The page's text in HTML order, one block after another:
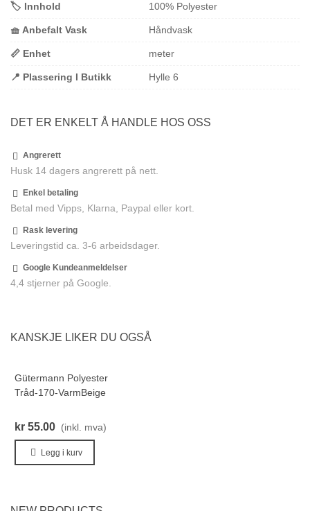
🏷️ Innhold 100% Polyester
🧺 Anbefalt Vask Håndvask
📏 Enhet meter
📍 Plassering I Butikk Hylle 6
DET ER ENKELT Å HANDLE HOS OSS
Angrerett
Husk 14 dagers angrerett på nett.
Enkel betaling
Betal med Vipps, Klarna, Paypal eller kort.
Rask levering
Leveringstid ca. 3-6 arbeidsdager.
Google Kundeanmeldelser
4,4 stjerner på Google.
KANSKJE LIKER DU OGSÅ
Gütermann Polyester
Tråd-170-VarmBeige
kr 55.00 (inkl. mva)
Legg i kurv